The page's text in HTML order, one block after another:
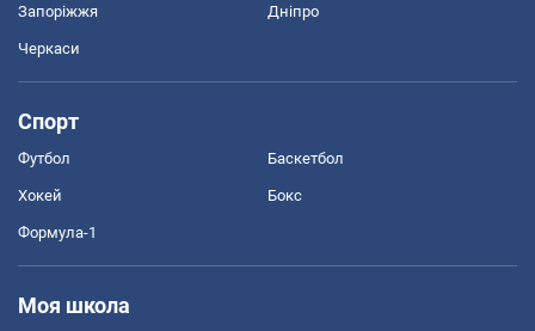
Запоріжжя Дніпро
Черкаси
Спорт
Футбол Баскетбол
Хокей Бокс
Формула-1
Моя школа